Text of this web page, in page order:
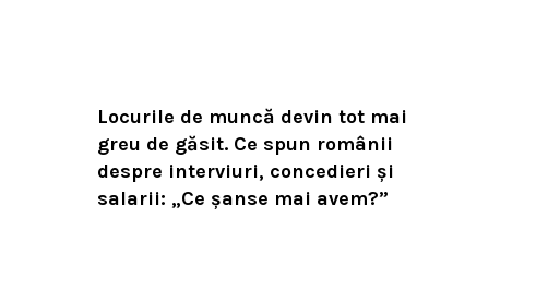
Locurile de muncă devin tot mai
greu de găsit. Ce spun românii
despre interviuri, concedieri și
salarii: „Ce șanse mai avem?”